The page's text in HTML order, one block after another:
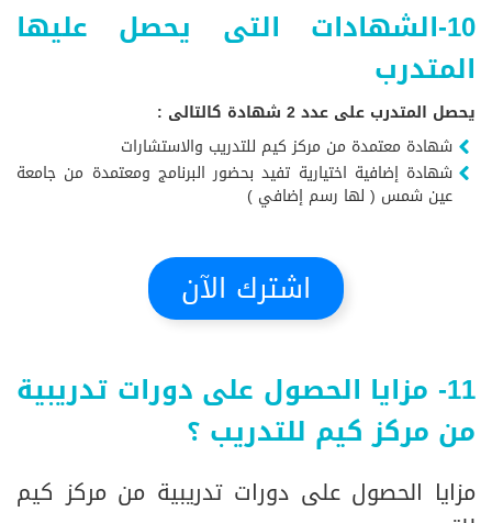
10-الشهادات التى يحصل عليها
المتدرب
يحصل المتدرب على عدد 2 شهادة كالتالى :
شهادة معتمدة من مركز كيم للتدريب والاستشارات
شهادة إضافية اختيارية تفيد بحضور البرنامج ومعتمدة من جامعة
عين شمس ( لها رسم إضافي )
اشترك الآن
11- مزايا الحصول على دورات تدريبية
من مركز كيم للتدريب ؟
مزايا الحصول على دورات تدريبية من مركز كيم